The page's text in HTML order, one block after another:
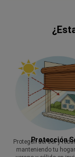
Protección
Protegen del sol y
manteniendo tu